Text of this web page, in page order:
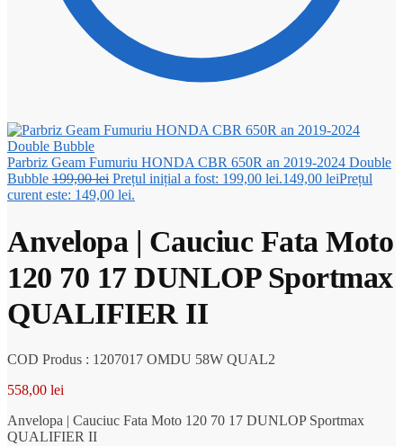
Parbriz Geam Fumuriu HONDA CBR 650R an 2019-2024 Double
Bubble 199,00lei Prețul inițial a fost: 199,00 lei.149,00 leiPrețul
curent este: 149,00 lei.
Anvelopa | Cauciuc Fata Moto
120 70 17 DUNLOP Sportmax
QUALIFIER II
COD Produs : 1207017 OMDU 58W QUAL2
558,00 lei
Anvelopa | Cauciuc Fata Moto 120 70 17 DUNLOP Sportmax
QUALIFIER II